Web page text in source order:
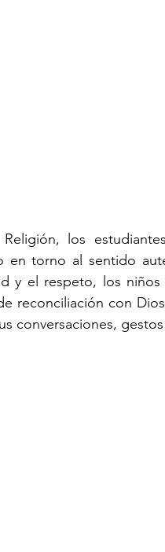
los
en torno al sentido
y el respeto, los
reconciliación con
conversaciones,